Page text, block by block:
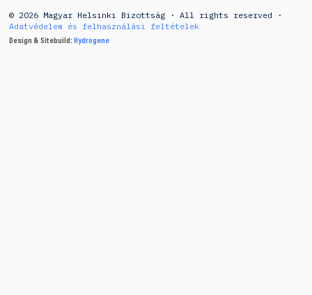
© 2026 Magyar Helsinki Bizottság · All rights reserved ·
Adatvédelem és felhasználási feltételek
Design & Sitebuild:Hydrogene